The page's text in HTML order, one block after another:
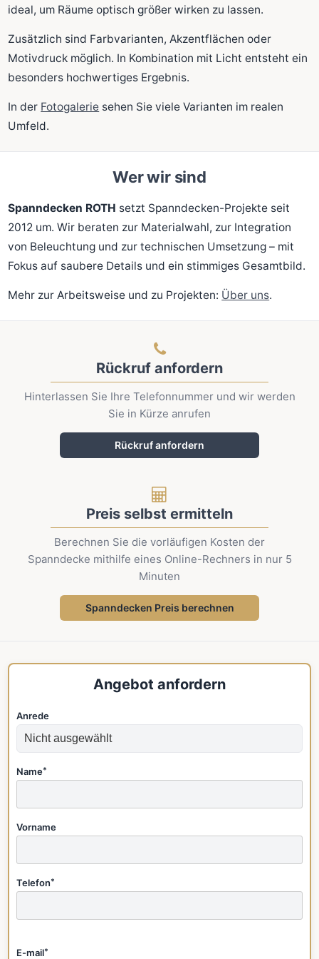
ideal, um Räume optisch größer wirken zu lassen.
Zusätzlich sind Farbvarianten, Akzentflächen oder
Motivdruck möglich. In Kombination mit Licht entsteht ein
besonders hochwertiges Ergebnis.
In der Fotogalerie sehen Sie viele Varianten im realen
Umfeld.
Wer wir sind
Spanndecken ROTH setzt Spanndecken-Projekte seit
2012 um. Wir beraten zur Materialwahl, zur Integration
von Beleuchtung und zur technischen Umsetzung – mit
Fokus auf saubere Details und ein stimmiges Gesamtbild.
Mehr zur Arbeitsweise und zu Projekten: Über uns.
Rückruf anfordern
Hinterlassen Sie Ihre Telefonnummer und wir werden
Sie in Kürze anrufen
Rückruf anfordern
Preis selbst ermitteln
Berechnen Sie die vorläufigen Kosten der
Spanndecke mithilfe eines Online-Rechners in nur 5
Minuten
Spanndecken Preis berechnen
Angebot anfordern
Anrede
Name*
Vorname
Telefon*
E-mail*